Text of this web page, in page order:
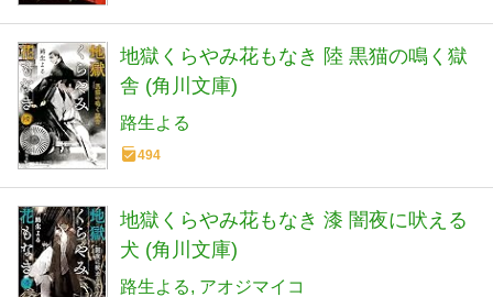
地獄くらやみ花もなき 陸 黒猫の鳴く獄
舎 (角川文庫)
路生よる
494
地獄くらやみ花もなき 漆 闇夜に吠える
犬 (角川文庫)
路生よる アオジマイコ